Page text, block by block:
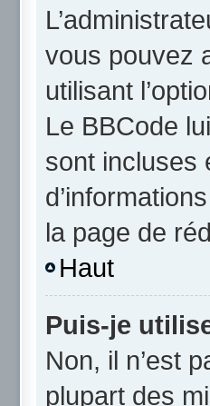
vous pouvez
utilisant
Le BBCode
sont incluses
la page de
Haut
Puis-je
Non, il n’est
plupart des